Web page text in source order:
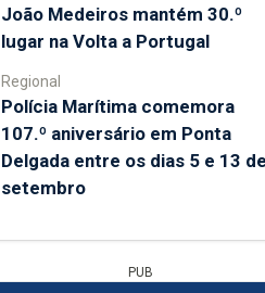
João Medeiros mantém 30.º
lugar na Volta a Portugal
Regional
Polícia Marítima comemora
107.º aniversário em Ponta
Delgada entre os dias 5 e 13
setembro
PUB